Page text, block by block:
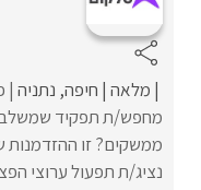
מלאה חיפה נתניה
מחפש/ת תפקיד שמשלב
ממשקים? זו ההזדמנות
נציג/ת תפעול ערוצי